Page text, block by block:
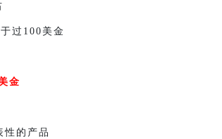
过100美金
金
性的产品